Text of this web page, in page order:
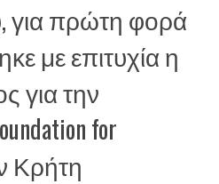
για πρώτη φορά
με επιτυχία η
για την
for
Κρήτη